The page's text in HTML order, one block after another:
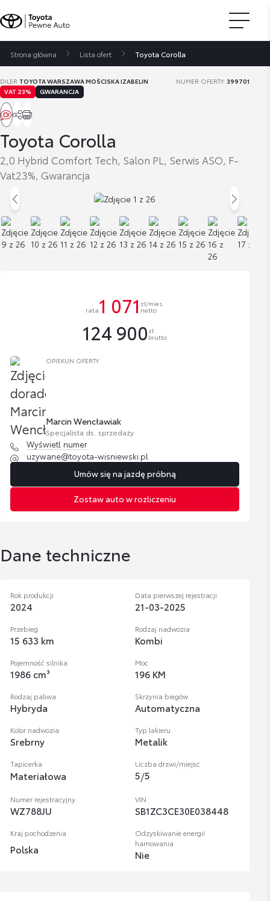
Strona główna Lista ofert Toyota Corolla
Toyota Corolla
2,0 Hybrid Comfort Tech, Salon PL, Serwis ASO, F-
Vat23%, Gwarancja
VAT 23% GWARANCJA
DILER TOYOTA WARSZAWA MOŚCISKA IZABELIN NUMER OFERTY:399701
OPIEKUN OFERTY
Marcin Wencławiak
Specjalista ds. sprzedaży
Wyświetl numer
uzywane@toyota-wisniewski.pl
Umów się na jazdę próbną
rata1 071 zł/mies.
netto
124 900 zł
brutto
Zostaw auto w rozliczeniu
Dane techniczne
Rok produkcji
2024
Data pierwszej rejestracji
21-03-2025
Przebieg
15 633 km
Rodzaj nadwozia
Kombi
Pojemność silnika
1986 cm³
Moc
196 KM
Rodzaj paliwa
Hybryda
Skrzynia biegów
Automatyczna
Kolor nadwozia
Srebrny
Typ lakieru
Metalik
Tapicerka
Materiałowa
Liczba drzwi/miejsc
5/5
Numer rejestracyjny
WZ788JU
VIN
SB1ZC3CE30E038448
Kraj pochodzenia
Polska
Odzyskiwanie energii
hamowania
Nie